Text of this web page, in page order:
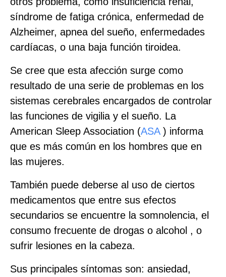
síndrome de fatiga crónica, enfermedad de
Alzheimer, apnea del sueño, enfermedades
cardíacas, o una baja función tiroidea.
Se cree que esta afección surge como
resultado de una serie de problemas en los
sistemas cerebrales encargados de controlar
las funciones de vigilia y el sueño. La
American Sleep Association (ASA) informa
que es más común en los hombres que en
las mujeres.
También puede deberse al uso de ciertos
medicamentos que entre sus efectos
secundarios se encuentre la somnolencia, el
consumo frecuente de drogas o alcohol , o
sufrir lesiones en la cabeza.
Sus principales síntomas son: ansiedad,